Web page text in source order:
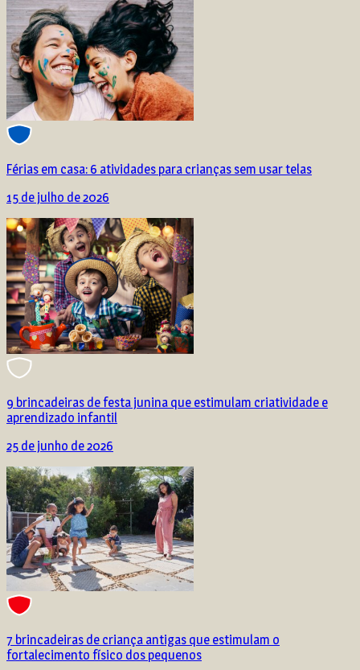
Férias em casa: 6 atividades para crianças sem usar telas
15 de julho de 2026
9 brincadeiras de festa junina que estimulam criatividade e
aprendizado infantil
25 de junho de 2026
7 brincadeiras de criança antigas que estimulam o
fortalecimento físico dos pequenos